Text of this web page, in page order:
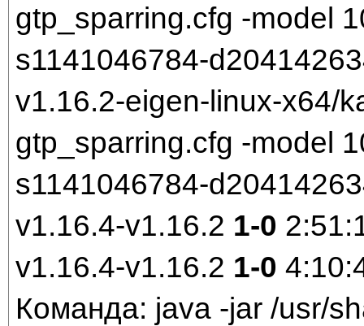
gtp_sparring.cfg -model
s1141046784-
v1.16.2-eigen-linux-x64/
gtp_sparring.cfg -model
s1141046784-
v1.16.4-v1.16.2 1-0
v1.16.4-v1.16.2 1-0
Команда: java -jar /usr/